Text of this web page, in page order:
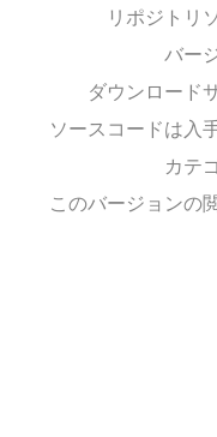
リポジトリ
バー
ダウンロード
ソースコードは入
カテ
このバージョンの